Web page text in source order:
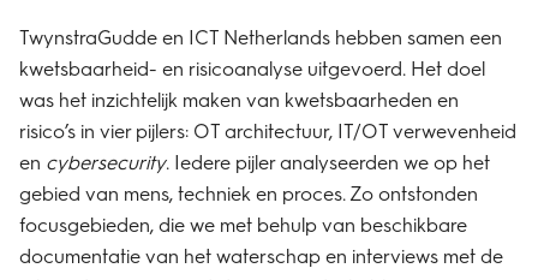
TwynstraGudde en ICT Netherlands hebben samen een
kwetsbaarheid- en risicoanalyse uitgevoerd. Het doel
was het inzichtelijk maken van kwetsbaarheden en
risico’s in vier pijlers: OT architectuur, IT/OT verwevenheid
en cybersecurity. Iedere pijler analyseerden we op het
gebied van mens, techniek en proces. Zo ontstonden
focusgebieden, die we met behulp van beschikbare
documentatie van het waterschap en interviews met de